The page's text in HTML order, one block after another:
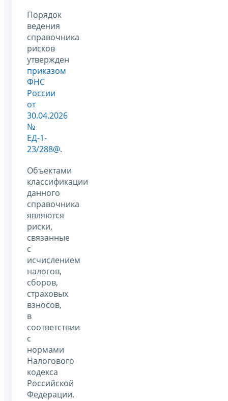
Порядок
ведения
справочника
рисков
утвержден
приказом
ФНС
России
от
30.04.2026
№
ЕД-1-
23/288@.
Объектами
классификации
данного
справочника
являются
риски,
связанные
с
исчислением
налогов,
сборов,
страховых
взносов,
в
соответствии
с
нормами
Налогового
кодекса
Российской
Федерации.